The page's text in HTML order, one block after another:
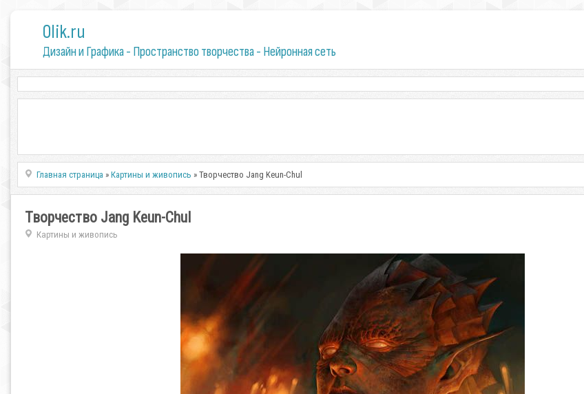
0lik.ru
Дизайн и Графика - Пространство творчества - Нейронная сеть
Главная страница »Картины и живопись » Творчество Jang Keun-Chul
Творчество Jang Keun-Chul
Картины и живопись